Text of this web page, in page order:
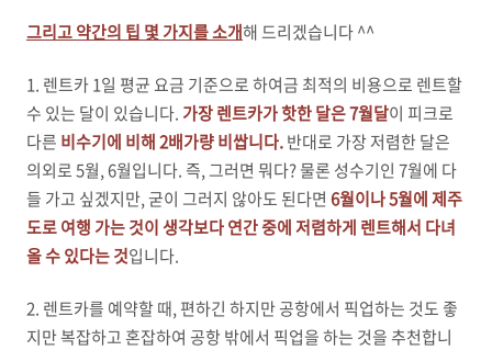
그리고 약간의 팁 몇 가지를 소개해 드리겠습니다 ^^
1. 렌트카 1일 평균 요금 기준으로 하여금 최적의 비용으로 렌트할
수 있는 달이 있습니다. 가장 렌트카가 핫한 달은 7월달이 피크로
다른 비수기에 비해 2배가량 비쌉니다.반대로 가장 저렴한 달은
의외로 5월, 6월입니다. 즉, 그러면 뭐다? 물론 성수기인 7월에 다
들 가고 싶겠지만, 굳이 그러지 않아도 된다면 6월이나 5월에 제주
도로 여행 가는 것이 생각보다 연간 중에 저렴하게 렌트해서 다녀
올 수 있다는 것입니다.
2. 렌트카를 예약할 때, 편하긴 하지만 공항에서 픽업하는 것도 좋
지만 복잡하고 혼잡하여 공항 밖에서 픽업을 하는 것을 추천합니